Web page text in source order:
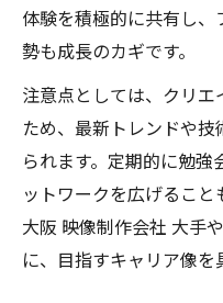
体験を積極的に共有し
勢も成長のカギです。
注意点としては、クリ
ため、最新トレンドや
られます。定期的に勉
ットワークを広げること
大阪 映像制作会社 大手
に、目指すキャリア像を